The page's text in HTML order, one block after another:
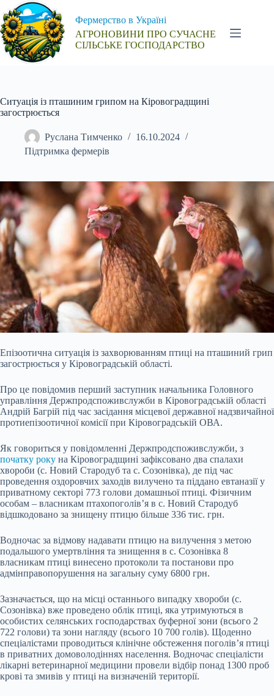
Перейти
до
вмісту
Фермерство в Україні
АГРОНОВИНИ ПРО СУЧАСНЕ
СІЛЬСЬКЕ ГОСПОДАРСТВО
Ситуація із пташиним грипом на Кіровоградщині
загострюється
Руслана Тимченко
16.10.2024
Підтримка фермерів
Епізоотична ситуація із захворюванням птиці на пташиний грип
загострюється у Кіровоградській області.
Про це повідомив перший заступник начальника Головного
управління Держпродспоживслужби в Кіровоградській області
Андрій Багрій під час засідання місцевої державної надзвичайної
протиепізоотичної комісії при Кіровоградській ОВА.
Як говориться у повідомленні Держпродспоживслужби, з
початку року на Кіровоградщині зафіксовано два спалахи
хвороби (с. Новий Стародуб та с. Созонівка), де під час
проведення оздоровчих заходів вилучено та піддано евтаназії у
приватному секторі 773 голови домашньої птиці. Фізичним
особам – власникам птахопоголів’я в с. Новий Стародуб
відшкодовано за знищену птицю більше 336 тис. грн.
Водночас за відмову надавати птицю на вилучення з метою
подальшого умертвління та знищення в с. Созонівка 8
власникам птиці винесено протоколи та постанови про
адмінправопорушення на загальну суму 6800 грн.
Зазначається, що на місці останнього випадку хвороби (с.
Созонівка) вже проведено облік птиці, яка утримуються в
особистих селянських господарствах буферної зони (всього 2
722 голови) та зони нагляду (всього 10 700 голів). Щоденно
спеціалістами проводиться клінічне обстеження поголів’я птиці
в приватних домоволодіннях населення. Водночас спеціалісти
лікарні ветеринарної медицини провели відбір понад 1300 проб
крові та змивів у птиці на визначеній території.